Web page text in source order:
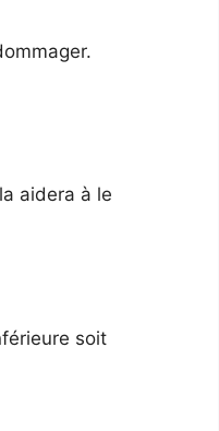
aidera à le
soit